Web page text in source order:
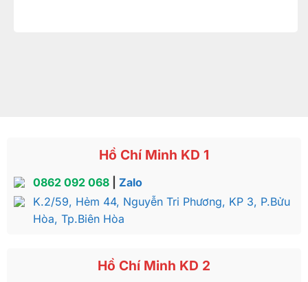
Hồ Chí Minh KD 1
0862 092 068| Zalo
K.2/59, Hẻm 44, Nguyễn Tri Phương, KP 3, P.Bửu
Hòa, Tp.Biên Hòa
Hồ Chí Minh KD 2